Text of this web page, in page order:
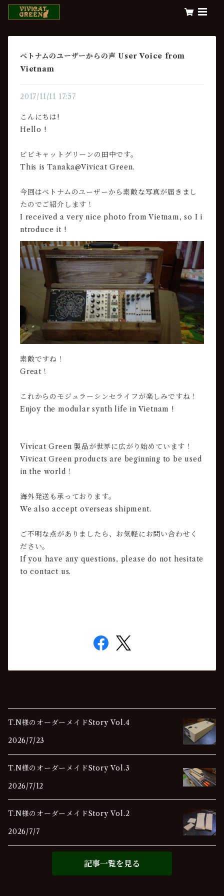
ベトナムのユーザーからの声 User Voice from
Vietnam
2017/11/11 17:57
こんにちは!
Hello !
ビビキャットグリーンの田中です。
This is Tanaka@Vivicat Green.
今回はベトナムのユーザーから素敵な写真が届きまし
たのでご紹介します！
I received a very nice photo from Vietnam, so I i
ntroduce it !
素敵ですね！
Great！
これからのモジュラーシンセライフが楽しみですね！
Enjoy the modular synth life in Vietnam !
Vivicat Green 製品が世界に広がり始めています！
Vivicat Green products are beginning to be used
in the world！
海外発送も承っております。
We also accept overseas shipment.
ご不明な点がありましたら、お気軽にお問い合わせく
ださい。
If you have any questions, please do not hesitate
to contact us.
T.N様のオーダーメイドStory Vol.4
2026/7/23
T.N様のオーダーメイドStory Vol.3
2026/7/12
T.N様のオーダーメイドStory Vol.2
2026/7/7
記事一覧を見る